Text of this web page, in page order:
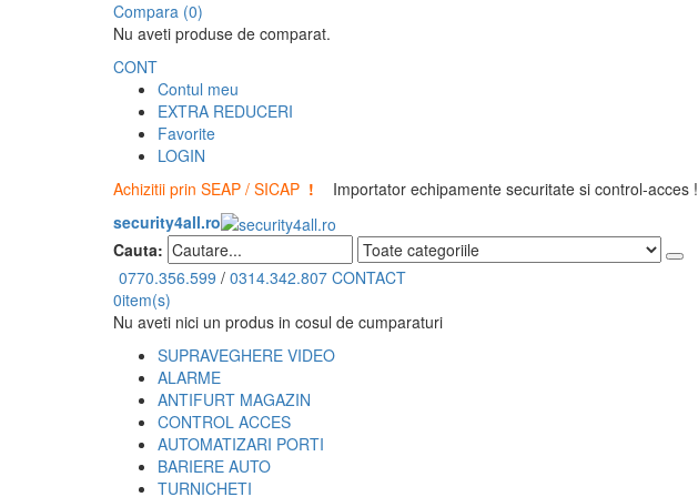
Compara (0)
Nu aveti produse de comparat.
CONT
Contul meu
EXTRA REDUCERI
Favorite
LOGIN
Achizitii prin SEAP / SICAP !
Importator echipamente securitate si control-acces !
security4all.ro
Cauta:
0770.356.599 / 0314.342.807 CONTACT
0item(s)
Nu aveti nici un produs in cosul de cumparaturi
SUPRAVEGHERE VIDEO
ALARME
ANTIFURT MAGAZIN
CONTROL ACCES
AUTOMATIZARI PORTI
BARIERE AUTO
TURNICHETI